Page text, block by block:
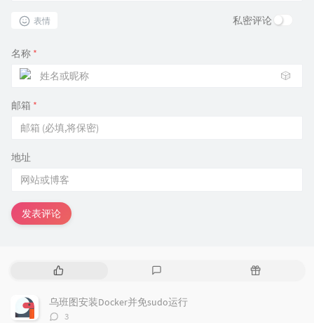
表情 私密评论
名称 *
🎲
邮箱 *
地址
发表评论
热
文
章
评
随
乌班图安装Docker并免sudo运行
评
3